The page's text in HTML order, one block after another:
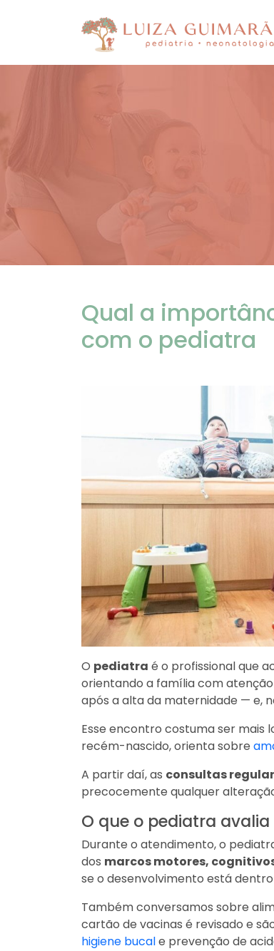
Qual a
com o pediatra
O pediatra é o profissional que
orientando a família com atenção
após a alta da maternidade — e,
Esse encontro costuma ser mais
recém-nascido, orienta sobre
A partir daí, as consultas
precocemente qualquer
O que o pediatra
Durante o atendimento, o
dos marcos motores,
se o desenvolvimento está
Também conversamos sobre
cartão de vacinas é revisado e
higiene bucale prevenção de